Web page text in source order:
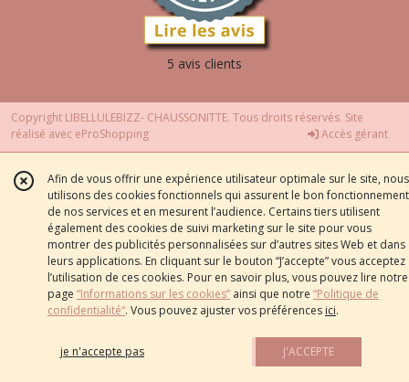
5 avis clients
Copyright LIBELLULEBIZZ- CHAUSSONITTE. Tous droits réservés. Site
réalisé avec eProShopping Accès gérant
Afin de vous offrir une expérience utilisateur optimale sur le site, nous
utilisons des cookies fonctionnels qui assurent le bon fonctionnement
de nos services et en mesurent l’audience. Certains tiers utilisent
également des cookies de suivi marketing sur le site pour vous
montrer des publicités personnalisées sur d’autres sites Web et dans
leurs applications. En cliquant sur le bouton “J’accepte” vous acceptez
l’utilisation de ces cookies. Pour en savoir plus, vous pouvez lire notre
page “Informations sur les cookies” ainsi que notre “Politique de
confidentialité“. Vous pouvez ajuster vos préférences ici.
je n'accepte pas J'ACCEPTE